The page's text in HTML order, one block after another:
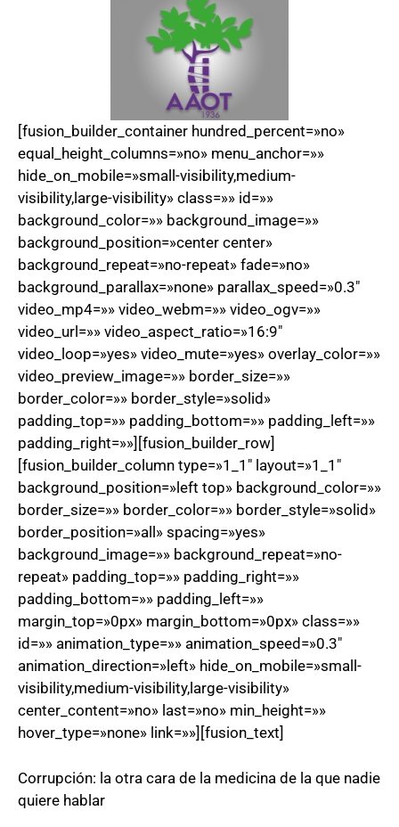
[fusion_builder_container hundred_percent=»no»
equal_height_columns=»no» menu_anchor=»»
hide_on_mobile=»small-visibility,medium-
visibility,large-visibility» class=»» id=»»
background_color=»» background_image=»»
background_position=»center center»
background_repeat=»no-repeat» fade=»no»
background_parallax=»none» parallax_speed=»0.3″
video_mp4=»» video_webm=»» video_ogv=»»
video_url=»» video_aspect_ratio=»16:9″
video_loop=»yes» video_mute=»yes» overlay_color=»»
video_preview_image=»» border_size=»»
border_color=»» border_style=»solid»
padding_top=»» padding_bottom=»» padding_left=»»
padding_right=»»][fusion_builder_row]
[fusion_builder_column type=»1_1″ layout=»1_1″
background_position=»left top» background_color=»»
border_size=»» border_color=»» border_style=»solid»
border_position=»all» spacing=»yes»
background_image=»» background_repeat=»no-
repeat» padding_top=»» padding_right=»»
padding_bottom=»» padding_left=»»
margin_top=»0px» margin_bottom=»0px» class=»»
id=»» animation_type=»» animation_speed=»0.3″
animation_direction=»left» hide_on_mobile=»small-
visibility,medium-visibility,large-visibility»
center_content=»no» last=»no» min_height=»»
hover_type=»none» link=»»][fusion_text]
Corrupción: la otra cara de la medicina de la que nadie
quiere hablar